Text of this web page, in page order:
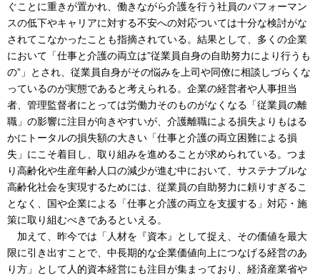
ぐことに重きが置かれ、働きながら介護を行う社員のパフォーマン
スの低下やキャリアに対する不安への対応ついては十分な検討がな
されてこなかったことも指摘されている。結果として、多くの企業
において「仕事と介護の両立は”従業員自身の自助努力により行うも
の”」とされ、従業員自身がその悩みを上司や同僚に相談しづらくな
っているのが実態であると考えられる。企業の経営者や人事担当
者、管理監督者にとっては労働力そのものがなくなる「従業員の離
職」の影響に注目が向きやすいが、介護離職による損失よりもはる
かにトータルの損失額の大きい「仕事と介護の両立困難による損
失」にこそ着目し、取り組みを進めることが求められている。つま
り高齢化や生産年齢人口の減少が進む中において、サステナブルな
高齢化社会を実現するためには、従業員の自助努力に頼りすぎるこ
となく、国や企業による「仕事と介護の両立を支援する」対応・施
策に取り組むべきであるといえる。
加えて、昨今では「人材を『資本』として捉え、その価値を最大
限に引き出すことで、中長期的な企業価値向上につなげる経営のあ
り方」として人的資本経営にも注目が集まっており、経済産業省や